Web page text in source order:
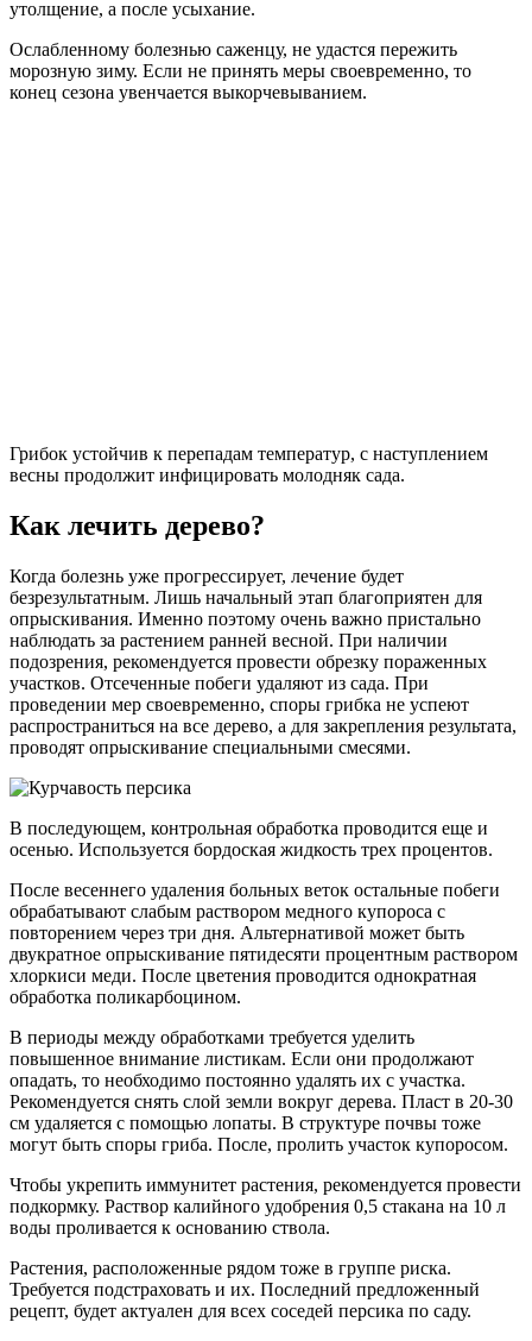
утолщение, а после усыхание.
Ослабленному болезнью саженцу, не удастся пережить
морозную зиму. Если не принять меры своевременно, то
конец сезона увенчается выкорчевыванием.
Грибок устойчив к перепадам температур, с наступлением
весны продолжит инфицировать молодняк сада.
Как лечить дерево?
Когда болезнь уже прогрессирует, лечение будет
безрезультатным. Лишь начальный этап благоприятен для
опрыскивания. Именно поэтому очень важно пристально
наблюдать за растением ранней весной. При наличии
подозрения, рекомендуется провести обрезку пораженных
участков. Отсеченные побеги удаляют из сада. При
проведении мер своевременно, споры грибка не успеют
распространиться на все дерево, а для закрепления результата,
проводят опрыскивание специальными смесями.
В последующем, контрольная обработка проводится еще и
осенью. Используется бордоская жидкость трех процентов.
После весеннего удаления больных веток остальные побеги
обрабатывают слабым раствором медного купороса с
повторением через три дня. Альтернативой может быть
двукратное опрыскивание пятидесяти процентным раствором
хлоркиси меди. После цветения проводится однократная
обработка поликарбоцином.
В периоды между обработками требуется уделить
повышенное внимание листикам. Если они продолжают
опадать, то необходимо постоянно удалять их с участка.
Рекомендуется снять слой земли вокруг дерева. Пласт в 20-30
см удаляется с помощью лопаты. В структуре почвы тоже
могут быть споры гриба. После, пролить участок купоросом.
Чтобы укрепить иммунитет растения, рекомендуется провести
подкормку. Раствор калийного удобрения 0,5 стакана на 10 л
воды проливается к основанию ствола.
Растения, расположенные рядом тоже в группе риска.
Требуется подстраховать и их. Последний предложенный
рецепт, будет актуален для всех соседей персика по саду.